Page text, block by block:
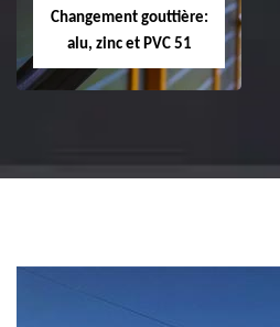
Changement gouttière:
alu, zinc et PVC 51
et PVC 51